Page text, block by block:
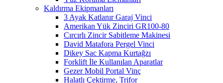
Kaldırma Ekipmanları
3 Ayak Katlanır Garaj Vinci
Amerikan Yük Zinciri GR100-80
Cırcırlı Zincir Sabitleme Makinesi
David Matafora Pergel Vinci
Dikey Sac Kapma Kurtağzı
Forklift İle Kullanılan Aparatlar
Gezer Mobil Portal Vinç
Halatlı Çektirme, Trifor